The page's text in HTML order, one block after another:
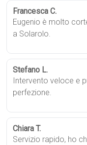
Francesca C.
Eugenio è molto
a Solarolo.
Stefano L.
Intervento veloce e
perfezione.
Chiara T.
Servizio rapido, ho